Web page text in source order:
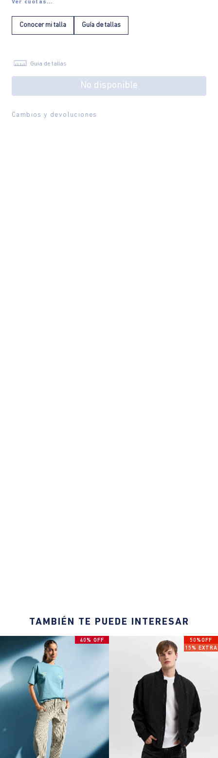
Ver cuotas...
Conocer mi talla Guía de tallas
Guía de tallas
No disponible
Cambios y devoluciones
TAMBIÉN TE PUEDE INTERESAR
40% OFF
50%OFF
15% EXTRA